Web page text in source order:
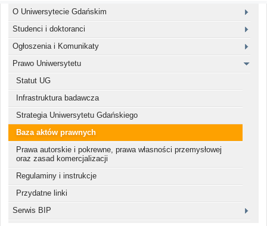
O Uniwersytecie Gdańskim
Studenci i doktoranci
Ogłoszenia i Komunikaty
Prawo Uniwersytetu
Statut UG
Infrastruktura badawcza
Strategia Uniwersytetu Gdańskiego
Baza aktów prawnych
Prawa autorskie i pokrewne, prawa własności przemysłowej
oraz zasad komercjalizacji
Regulaminy i instrukcje
Przydatne linki
Serwis BIP